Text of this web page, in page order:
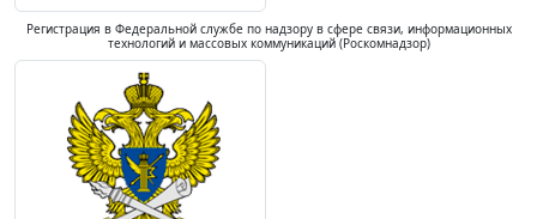
Регистрация в Федеральной службе по надзору в сфере связи, информационных
технологий и массовых коммуникаций (Роскомнадзор)